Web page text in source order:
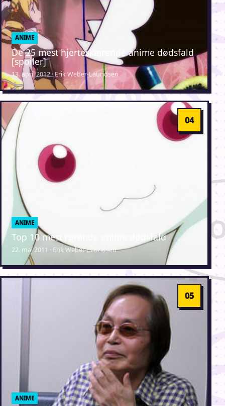
ANIME
De 25 mest hjerteskærende anime dødsfald
[spoiler]
13. april 2012 · Erik Weber-Lauridsen
ANIME
Top 10 mest rørende anime dødsfald
22. maj 2011 · Erik Weber-Lauridsen
ANIME